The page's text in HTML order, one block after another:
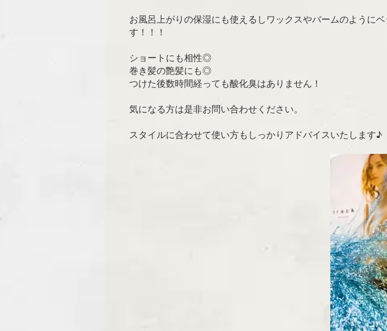
お風呂上がりの保湿にも使えるしワックスやバームのように
す！！！
ショートにも相性◎
巻き髪の艶髪にも◎
つけた後数時間経っても酸化臭はありません！
気になる方は是非お問い合わせください。
スタイルに合わせて使い方もしっかりアドバイスいたします♪